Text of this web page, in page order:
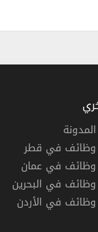
وأولاده
الأحساء
المدونة
وظائف في قطر
وظائف في عمان
وظائف في البحرين
وظائف في الأردن